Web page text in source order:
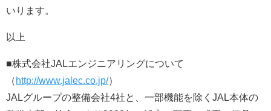
いります。
以上
■株式会社JALエンジニアリングについて
（ http://www.jalec.co.jp/）
JALグループの整備会社4社と、一部機能を除くJAL本体の